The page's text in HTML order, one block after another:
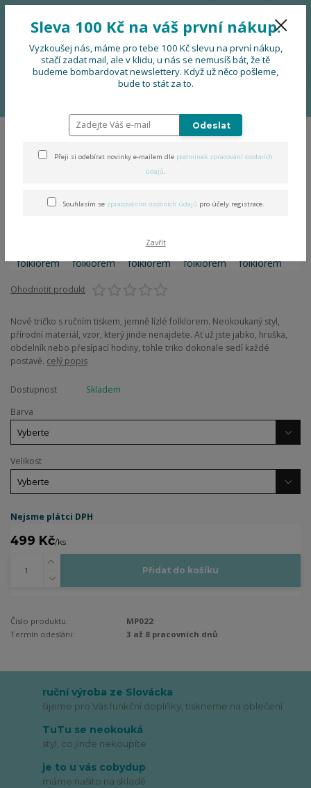
Menu
0 Kč
Tričko za folklorem
Ohodnotit produkt
Nové tričko s ručním tiskem, jemně lízlé folklorem. Neokoukaný styl,
přírodní materiál, vzor, který jinde nenajdete. Ať už jste jabko, hruška,
obdelník nebo přesípací hodiny, tohle triko dokonale sedí každé
postavě. celý popis
Dostupnost
Skladem
Barva
Velikost
Nejsme plátci DPH
499 Kč/ks
Přidat do košíku
Číslo produktu:
MP022
Termín odeslání:
3 až 8 pracovních dnů
ruční výroba ze Slovácka
šijeme pro Vás funkční doplňky, tiskneme na oblečení
TuTu se neokouká
styl, co jinde nekoupíte
je to u vás cobydup
máme našito na skladě
Sleva 100 Kč na váš první nákup.
Vyzkoušej nás, máme pro tebe 100 Kč slevu na první nákup,
stačí zadat mail, ale v klidu, u nás se nemusíš bát, že tě
budeme bombardovat newslettery. Když už něco pošleme,
bude to stát za to.
Odeslat
Přeji si odebírat novinky e-mailem dle podmínek zpracování osobních
údajů.
Souhlasím se zpracováním osobních údajů pro účely registrace.
Zavřít